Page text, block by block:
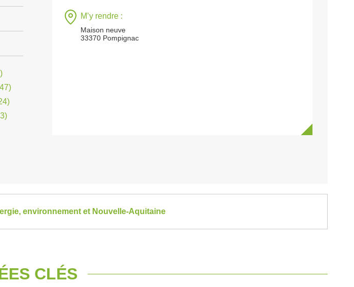
M’y rendre :
Maison neuve
33370 Pompignac
environnement et Nouvelle-Aquitaine
CLÉS